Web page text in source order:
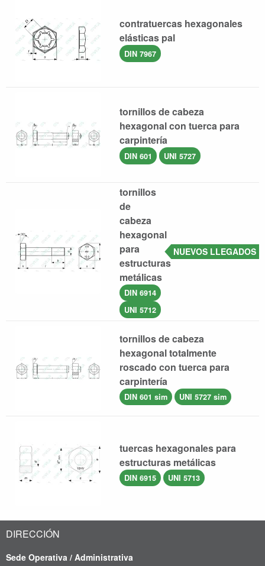
contratuercas hexagonales
elásticas pal
DIN 7967
tornillos de cabeza
hexagonal con tuerca para
carpintería
DIN 601 UNI 5727
tornillos
de
cabeza
hexagonal
para
estructuras
metálicas
DIN 6914
UNI 5712
NUEVOS LLEGADOS
tornillos de cabeza
hexagonal totalmente
roscado con tuerca para
carpintería
DIN 601 sim UNI 5727 sim
tuercas hexagonales para
estructuras metálicas
DIN 6915 UNI 5713
DIRECCIÓN
Sede Operativa / Administrativa